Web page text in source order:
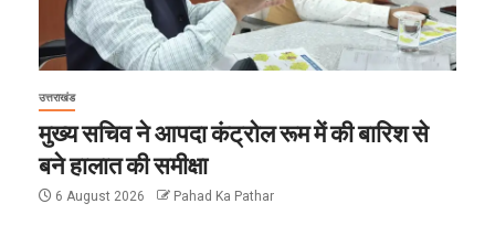
उत्तराखंड
मुख्य सचिव ने आपदा कंट्रोल रूम में की बारिश से
बने हालात की समीक्षा
6 August 2026 Pahad Ka Pathar